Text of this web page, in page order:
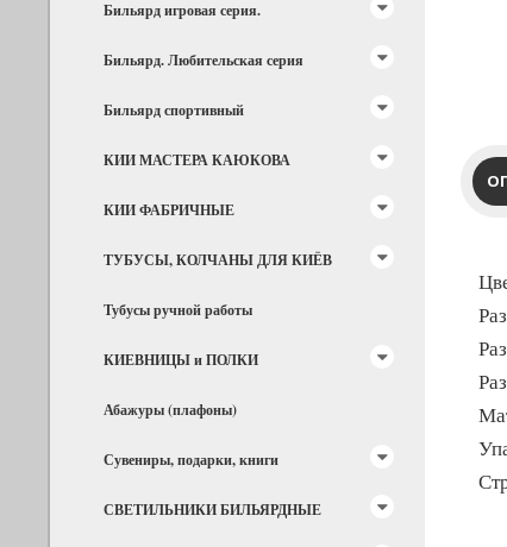
Бильярд игровая серия.
Бильярд. Любительская серия
Бильярд спортивный
КИИ МАСТЕРА КАЮКОВА
КИИ ФАБРИЧНЫЕ
ТУБУСЫ, КОЛЧАНЫ ДЛЯ КИЁВ
Тубусы ручной работы
КИЕВНИЦЫ и ПОЛКИ
Абажуры (плафоны)
Сувениры, подарки, книги
СВЕТИЛЬНИКИ БИЛЬЯРДНЫЕ